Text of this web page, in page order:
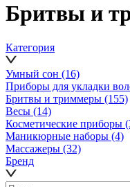
Бритвы и
Категория
Умный сон (16)
Приборы для укладки
Бритвы и триммеры (155)
Весы (14)
Косметические приборы
Маникюрные наборы (4)
Массажеры (32)
Бренд